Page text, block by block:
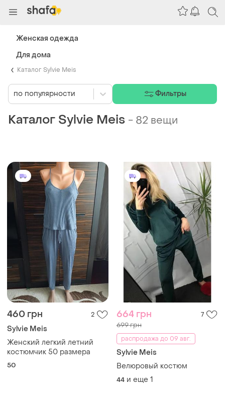
Каталог Sylvie Meis
Каталог Sylvie Meis - 82 вещи
460 грн 2
Sylvie Meis
Женский легкий летний
костюмчик 50 размера
50
664 грн 7
699 грн
распродажа до 09 авг.
Sylvie Meis
Велюровый костюм
44 и еще 1
по популярности Фильтры
Женская одежда
Для дома